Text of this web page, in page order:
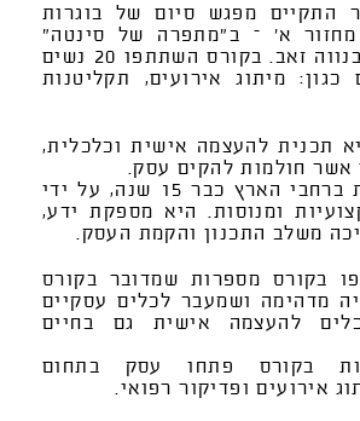
התקיים מפגש סיום של בוגרות
א' – ב"מתפרה של סינטה"
בוגרת הקורס- בנווה זאב. בקורס השתתפו 20 נשים
כגון: מיתוג אירועים, תקליטנות
תכנית להעצמה אישית וכלכלית,
אשר חולמות להקים עסק.
התכנית מועברת ברחבי הארץ כבר 15 שנה, על ידי
ומנוסות. היא מספקת ידע,
משלב התכנון והקמת העסק.
בקורס מספרות שמדובר בקורס
מדהימה ושמעבר לכלים עסקיים
להעצמה אישית גם בחיים
בקורס פתחו עסק בתחום
אירועים ופדיקור רפואי.